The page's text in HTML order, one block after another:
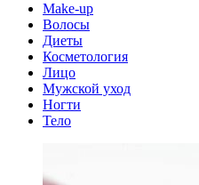
Make-up
Волосы
Диеты
Косметология
Лицо
Мужской уход
Ногти
Тело